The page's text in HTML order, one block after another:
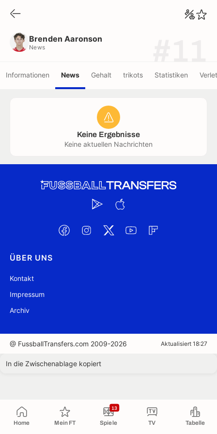
Home Mein FT Spiele
13
TV Tabelle
Brenden Aaronson
News
Informationen News Gehalt trikots Statistiken
Keine Ergebnisse
Keine aktuellen Nachrichten
ÜBER UNS
Kontakt
Impressum
Archiv
@ FussballTransfers.com 2009-2026 Aktualisiert 18:27
In die Zwischenablage kopiert